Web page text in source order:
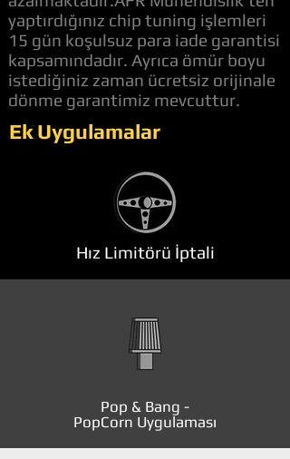
yaptırdığınız chip tuning işlemleri
15 gün koşulsuz para iade garantisi
kapsamındadır. Ayrıca ömür boyu
istediğiniz zaman ücretsiz orijinale
dönme garantimiz mevcuttur.
Ek Uygulamalar
Hız Limitörü İptali
Pop & Bang -
PopCorn Uygulaması